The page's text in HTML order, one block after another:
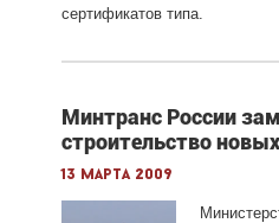
сертификатов типа.
Минтранс России
строительство
13 марта 2009